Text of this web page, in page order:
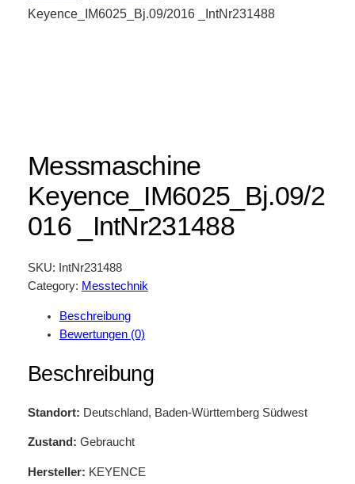
Keyence_IM6025_Bj.09/2016 _IntNr231488
Messmaschine
Keyence_IM6025_Bj.09/2
016 _IntNr231488
SKU:
IntNr231488
Category: Messtechnik
Beschreibung
Bewertungen (0)
Beschreibung
Standort: Deutschland, Baden-Württemberg Südwest
Zustand: Gebraucht
Hersteller: KEYENCE